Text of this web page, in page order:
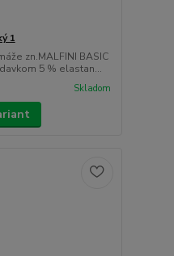
1
zn.MALFINI BASIC
5 % elastan...
Skladom